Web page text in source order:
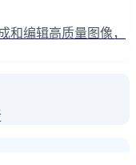
和编辑高质量图像，